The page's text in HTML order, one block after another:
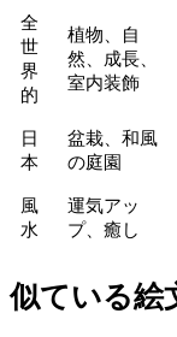
全
世
界
的
植物、自
然、成長、
室内装飾
日
本
盆栽、和風
の庭園
風
水
運気アッ
プ、癒し
似ている絵